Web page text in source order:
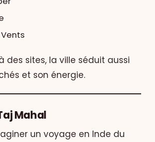
des sites, la ville séduit aussi
et son énergie.
Mahal
un voyage en Inde du